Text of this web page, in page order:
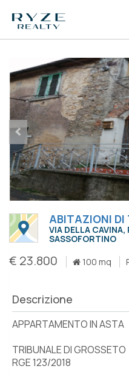
ABITAZIONI DI
VIA DELLA
SASSOFORTINO
€ 23.800 100 mq
Descrizione
APPARTAMENTO IN ASTA
TRIBUNALE DI GROSSETO
RGE 123/2018